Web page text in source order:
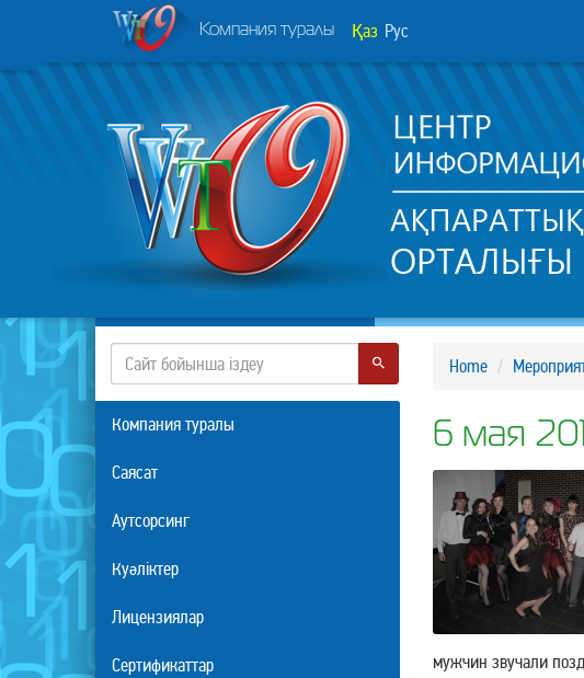
Компания туралы Қаз Рус
Home
6 мая
мужчин звучали
Компания туралы
Саясат
Аутсорсинг
Куәліктер
Лицензиялар
Сертификаттар